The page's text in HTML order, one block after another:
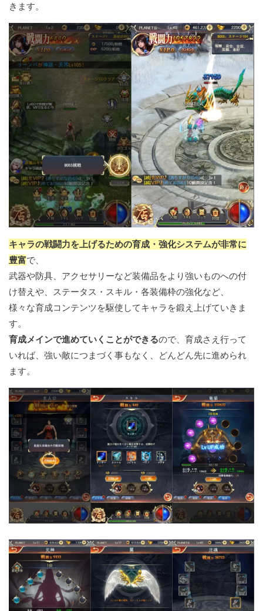
きます。
キャラの戦闘力を上げるための育成・強化システムが非常に
豊富で、
武器や防具、アクセサリーなど装備品をより強いものへの付
け替えや、ステータス・スキル・各装備枠の強化など、
様々な育成コンテンツを駆使してキャラを鍛え上げていきま
す。
育成メインで進めていくことができるので、育成さえ行って
いれば、強い敵につまづく事もなく、どんどん先に進められ
ます。